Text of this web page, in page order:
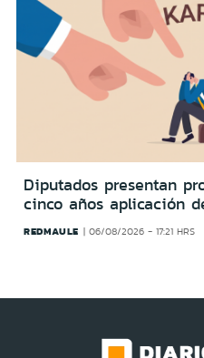
Diputados presentan
cinco años aplicación
REDMAULE 06/08/2026 - 17:21 HRS